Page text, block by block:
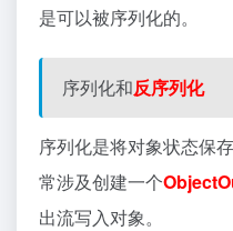
是可以被序列化的‌。
序列化和反序列化
序列化是将对象状态保
常涉及创建一个
出流写入对象。